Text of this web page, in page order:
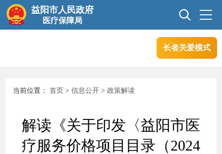
益阳市人民政府
医疗保障局
信息公开
专题专栏
长者关爱模式
当前位置：首页 >信息公开 >政策解读
解读《关于印发〈益阳市医
疗服务价格项目目录（2024